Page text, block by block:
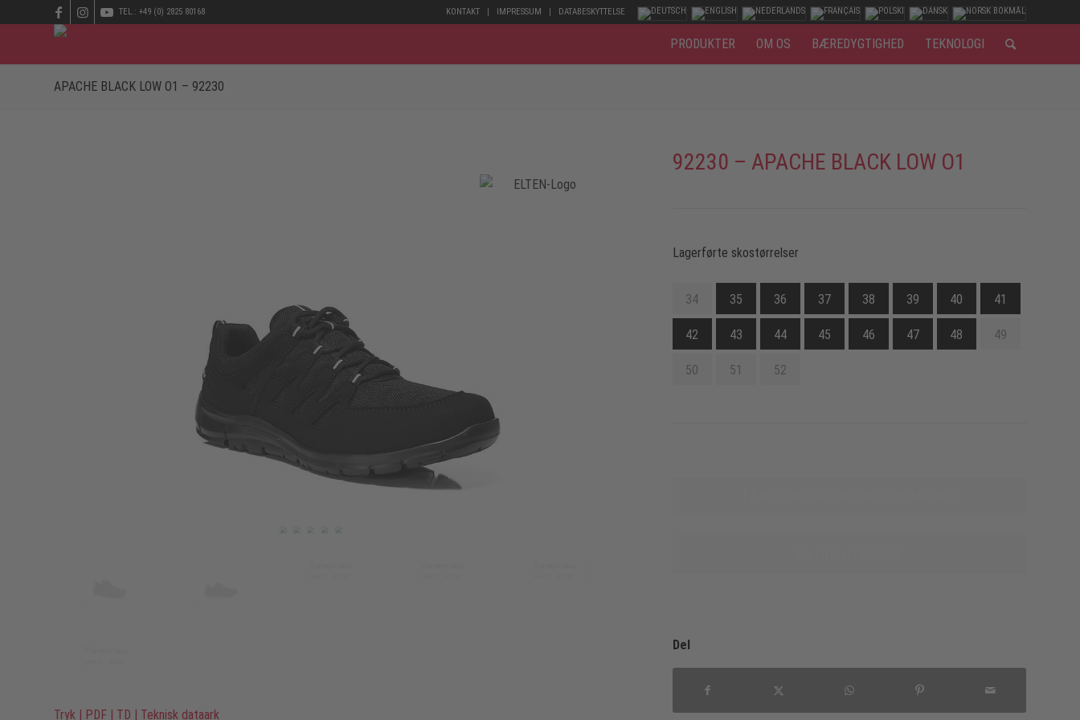
KONTAKT IMPRESSUM DATABESKYTTELSE
TEL.: +49 (0) 2825 80168
PRODUKTER OM OS BÆREDYGTIGHED TEKNOLOGI
APACHE BLACK LOW O1 – 92230
Tryk | PDF | TD | Teknisk dataark
92230 – APACHE BLACK LOW O1
Lagerførte skostørrelser
34 35 36 37 38 39 40 41
42 43 44 45 46 47 48 49
50 51 52
Del